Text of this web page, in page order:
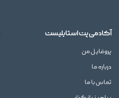
آکادمی پت استایلیست
پروفایل من
درباره ما
تماس با ما